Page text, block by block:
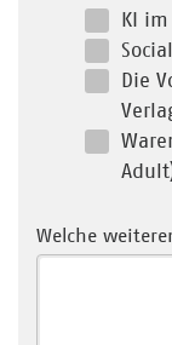
KI
Die
Welche